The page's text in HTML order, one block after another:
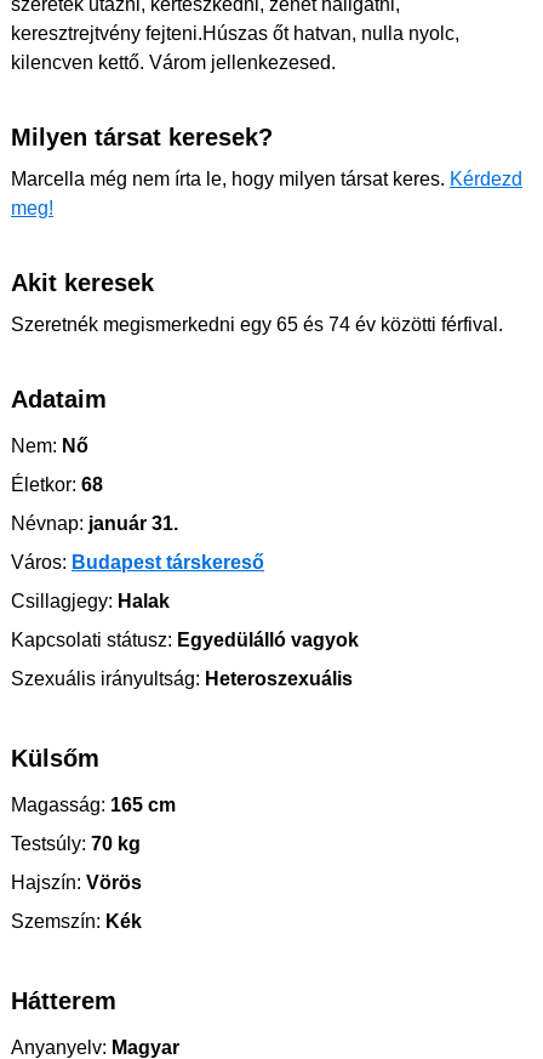
szeretek utazni, kertészkedni, zenét hallgatni,
keresztrejtvény fejteni.Húszas őt hatvan, nulla nyolc,
kilencven kettő. Várom jellenkezesed.
Milyen társat keresek?
Marcella még nem írta le, hogy milyen társat keres. Kérdezd
meg!
Akit keresek
Szeretnék megismerkedni egy 65 és 74 év közötti férfival.
Adataim
Nem: Nő
Életkor: 68
Névnap: január 31.
Város: Budapest társkereső
Csillagjegy: Halak
Kapcsolati státusz: Egyedülálló vagyok
Szexuális irányultság: Heteroszexuális
Külsőm
Magasság: 165 cm
Testsúly: 70 kg
Hajszín: Vörös
Szemszín: Kék
Hátterem
Anyanyelv: Magyar